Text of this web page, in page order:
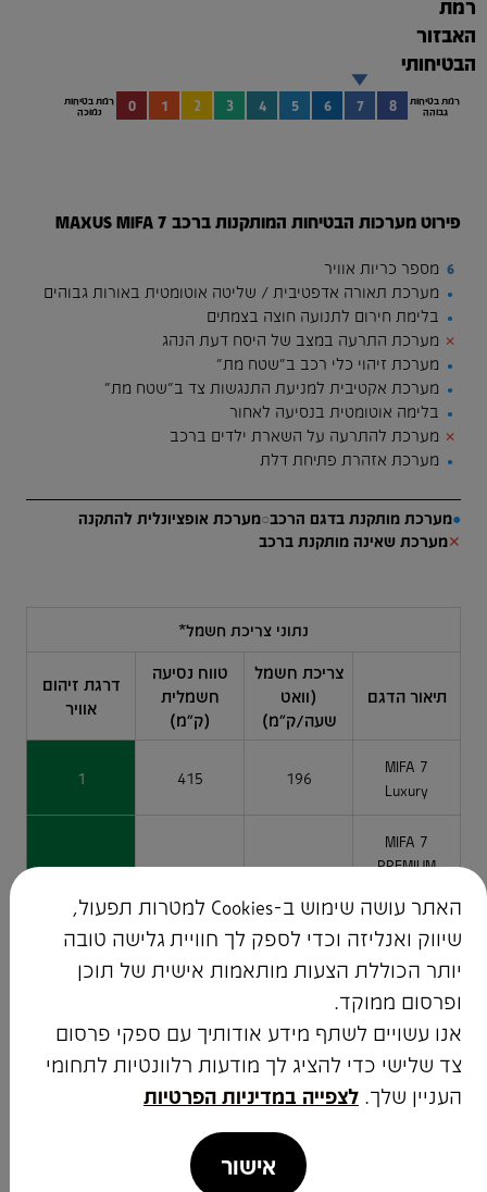
רמת
האבזור
הבטיחותי
רמת בטיחות
גבוהה
8
7
6
5
4
3
2
1
0
רמת בטיחות
נמוכה
פירוט מערכות הבטיחות המותקנות ברכב MAXUS MIFA 7
6 מספר כריות אוויר
● מערכת תאורה אדפטיבית / שליטה אוטומטית באורות גבוהים
● בלימת חירום לתנועה חוצה בצמתים
✕ מערכת התרעה במצב של היסח דעת הנהג
● מערכת זיהוי כלי רכב ב"שטח מת"
● מערכת אקטיבית למניעת התנגשות צד ב"שטח מת"
● בלימה אוטומטית בנסיעה לאחור
✕ מערכת להתרעה על השארת ילדים ברכב
● מערכת אזהרת פתיחת דלת
●מערכת מותקנת בדגם הרכב○מערכת אופציונלית להתקנה
✕מערכת שאינה מותקנת ברכב
נתוני צריכת חשמל*
תיאור הדגם
צריכת חשמל
(וואט
שעה/ק"מ)
טווח נסיעה
חשמלית
(ק"מ)
דרגת זיהום
אוויר
MIFA 7
Luxury
196
415
1
MIFA 7
PREMIUM
RANGE
דרגת זיהום אוויר לרכב**
זיהום מרבי 15
14
13
3
2
1 זיהום מזערי
*על פי נתוני יצרן, בתנאי ניסוי ומעבדה תקן 715/2007EC
**המדד מחושב לפי תקנות אוויר נקי (גילוי נתוני זיהום אוויר מרכב מנועי
האתר עושה שימוש ב-Cookies למטרות תפעול,
שיווק ואנליזה וכדי לספק לך חוויית גלישה טובה
יותר הכוללת הצעות מותאמות אישית של תוכן
ופרסום ממוקד.
אנו עשויים לשתף מידע אודותיך עם ספקי פרסום
צד שלישי כדי להציג לך מודעות רלוונטיות לתחומי
העניין שלך. לצפייה במדיניות הפרטיות
אישור